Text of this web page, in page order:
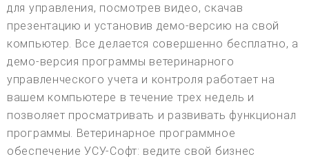
для управления, посмотрев видео, скачав
презентацию и установив демо-версию на свой
компьютер. Все делается совершенно бесплатно, а
демо-версия программы ветеринарного
управленческого учета и контроля работает на
вашем компьютере в течение трех недель и
позволяет просматривать и развивать функционал
программы. Ветеринарное программное
обеспечение УСУ-Софт: ведите свой бизнес